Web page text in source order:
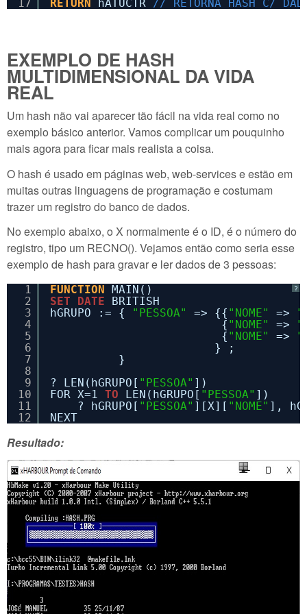
17
RETURN
hATUCTR // RETORNA HASH C/
EXEMPLO DE HASH
MULTIDIMENSIONAL DA VIDA
REAL
Um hash não vai aparecer tão fácil na vida real como no
exemplo básico anterior. Vamos complicar um pouquinho
mais agora para ficar mais realista a coisa.
O hash é usado em páginas web, web-services e estão em
muitas outras linguagens de programação e costumam
trazer um registro do banco de dados.
No exemplo abaixo, o X normalmente é o ID, é o número do
registro, tipo um RECNO(). Vejamos então como seria esse
exemplo de hash para gravar e ler dados de 3 pessoas:
?
1
2
3
4
5
6
7
8
9
10
11
12
FUNCTION
MAIN()
SET
DATE
BRITISH
hGRUPO := {
"PESSOA" => {{ "NOME" =>
{ "NOME" =>
{ "NOME" =>
} ;
}
? LEN(hGRUPO[ "PESSOA" ])
FOR X=1 TO LEN(hGRUPO[ "PESSOA" ])
? hGRUPO[ "PESSOA" ][X][ "NOME" ],
NEXT
Resultado: